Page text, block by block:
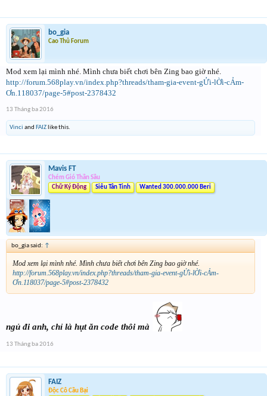
bo_gia
Cao Thủ Forum
Mod xem lại mình nhé. Mình chưa biết chơi bên Zing bao giờ nhé.
http://forum.568play.vn/index.php?threads/tham-gia-event-gỬi-lỜi-cẢm-
Ơn.118037/page-5#post-2378432
13 Tháng ba 2016
Vinci and FAIZ like this.
Mavis FT
Chém Gió Thần Sầu
Chữ Ký Động
Siêu Tân Tinh Wanted 300.000.000 Beri
bo_gia said: ↑
Mod xem lại mình nhé. Mình chưa biết chơi bên Zing bao giờ nhé.
http://forum.568play.vn/index.php?threads/tham-gia-event-gỬi-lỜi-cẢm-
Ơn.118037/page-5#post-2378432
ngủ đi anh, chỉ là hụt ăn code thôi mà
13 Tháng ba 2016
FAIZ
Độc Cô Cầu Bại